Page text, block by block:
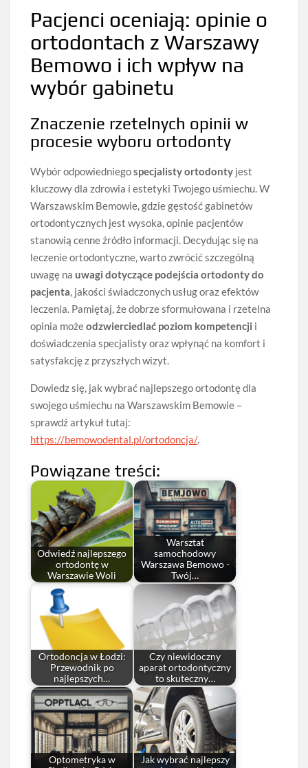
Pacjenci oceniają: opinie o
ortodontach z Warszawy
Bemowo i ich wpływ na
wybór gabinetu
Znaczenie rzetelnych opinii w
procesie wyboru ortodonty
Wybór odpowiedniegospecjalisty ortodonty jest
kluczowy dla zdrowia i estetyki Twojego uśmiechu. W
Warszawskim Bemowie, gdzie gęstość gabinetów
ortodontycznych jest wysoka, opinie pacjentów
stanowią cenne źródło informacji. Decydując się na
leczenie ortodontyczne, warto zwrócić szczególną
uwagę nauwagi dotyczące podejścia ortodonty do
pacjenta, jakości świadczonych usług oraz efektów
leczenia. Pamiętaj, że dobrze sformułowana i rzetelna
opinia możeodzwierciedlać poziom kompetencji i
doświadczenia specjalisty oraz wpłynąć na komfort i
satysfakcję z przyszłych wizyt.
Dowiedz się, jak wybrać najlepszego ortodontę dla
swojego uśmiechu na Warszawskim Bemowie –
sprawdź artykuł tutaj:
https://bemowodental.pl/ortodoncja/.
Powiązane treści:
Odwiedź najlepszego
ortodontę w
Warszawie Woli
Warsztat
samochodowy
Warszawa Bemowo -
Twój…
Ortodoncja w Łodzi:
Przewodnik po
najlepszych…
Czy niewidoczny
aparat ortodontyczny
to skuteczny…
Optometryka w
Jak wybrać najlepszy